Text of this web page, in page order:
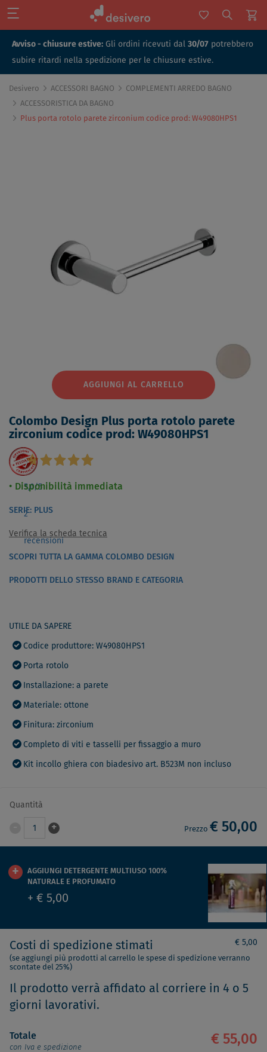
Avviso - chiusure estive: Gli ordini ricevuti dal 30/07 potrebbero
subire ritardi nella spedizione per le chiusure estive.
Desivero ACCESSORI BAGNO
COMPLEMENTI ARREDO BAGNO
ACCESSORISTICA DA BAGNO
Plus porta rotolo parete zirconium codice prod: W49080HPS1
AGGIUNGI AL CARRELLO
Colombo Design Plus porta rotolo parete
zirconium codice prod: W49080HPS1
5,0/5
2
recensioni
Disponibilità immediata
SERIE: PLUS
Verifica la scheda tecnica
SCOPRI TUTTA LA GAMMA COLOMBO DESIGN
PRODOTTI DELLO STESSO BRAND E CATEGORIA
UTILE DA SAPERE
Codice produttore: W49080HPS1
Porta rotolo
Installazione: a parete
Materiale: ottone
Finitura: zirconium
Completo di viti e tasselli per fissaggio a muro
Kit incollo ghiera con biadesivo art. B523M non incluso
Quantità
1 + Prezzo € 50,00
AGGIUNGI DETERGENTE MULTIUSO 100%
NATURALE E PROFUMATO
+ € 5,00
Costi di spedizione stimati € 5,00
(se aggiungi più prodotti al carrello le spese di spedizione verranno
scontate del 25%)
Il prodotto verrà affidato al corriere in 4 o 5
giorni lavorativi.
Totale
con Iva e spedizione
€ 55,00